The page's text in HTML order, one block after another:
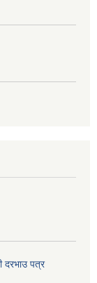
दरभाउ पत्र